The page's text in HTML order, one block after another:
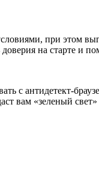
при этом
на старте и
с антидетект-
вам «зеленый